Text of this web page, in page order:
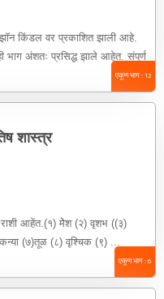
किंडल वर प्रकाशित झाली आहे.
भाग अंशतः प्रसिद्ध झाले आहेत. संपूर्ण
एकूण भाग : 12
शास्त्र
राशी आहेंत.(१) मेेश (२) वृशभ ((३)
(७)तूळ (८) वृश्चिक (९) ...
एकूण भाग : 6